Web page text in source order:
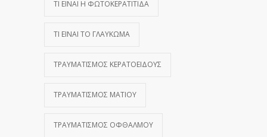
ΤΙ ΕΊΝΑΙ Η ΦΩΤΟΚΕΡΑΤΊΤΙΔΑ
ΤΙ ΕΊΝΑΙ ΤΟ ΓΛΑΎΚΩΜΑ
ΤΡΑΥΜΑΤΙΣΜΌΣ ΚΕΡΑΤΟΕΙΔΟΎΣ
ΤΡΑΥΜΑΤΙΣΜΌΣ ΜΑΤΙΟΎ
ΤΡΑΥΜΑΤΙΣΜΌΣ ΟΦΘΑΛΜΟΎ